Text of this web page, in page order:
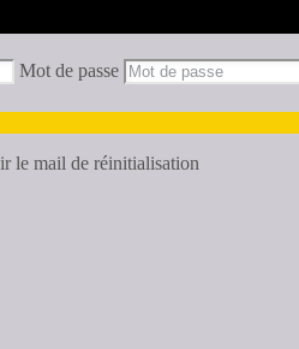
Mot de passe
le mail de réinitialisation